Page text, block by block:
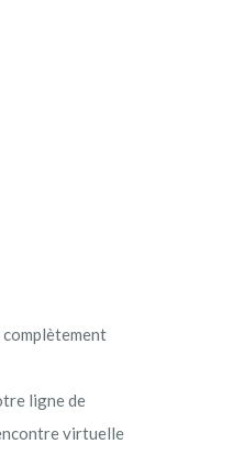
complètement
ligne de
virtuelle